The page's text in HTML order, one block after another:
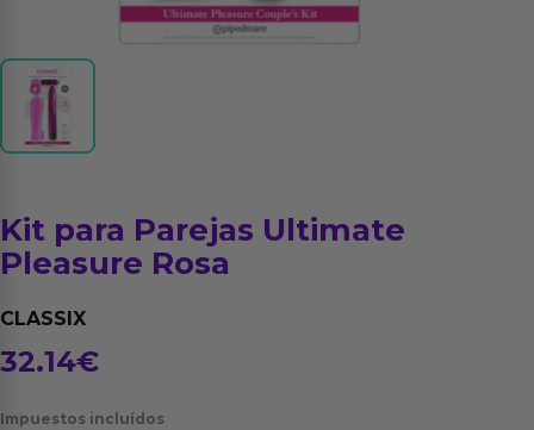
Kit para Parejas Ultimate
Pleasure Rosa
CLASSIX
32.14€
Impuestos incluídos